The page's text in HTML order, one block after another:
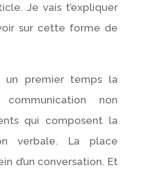
Je vais t’expliquer
sur cette forme de
un premier temps la
non
qui composent la
verbale. La place
d’un conversation. Et